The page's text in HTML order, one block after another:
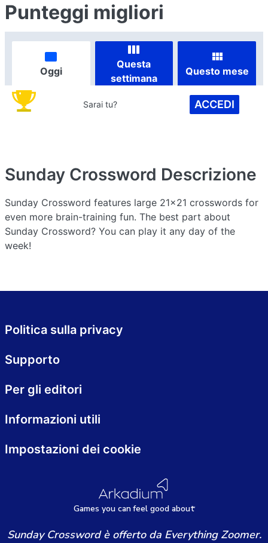
Punteggi migliori
Oggi
Questa
settimana
Questo mese
Sarai tu? ACCEDI
Sunday Crossword Descrizione
Sunday Crossword features large 21x21 crosswords for
even more brain-training fun. The best part about
Sunday Crossword? You can play it any day of the
week!
Games you canfeel good about
Politica sulla privacy
Supporto
Per gli editori
Informazioni utili
Impostazioni dei cookie
Sunday Crossword è offerto da Everything Zoomer.